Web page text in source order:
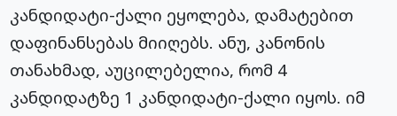
კანდიდატი-ქალი ეყოლება, დამატებით
დაფინანსებას მიიღებს. ანუ, კანონის
თანახმად, აუცილებელია, რომ 4
კანდიდატზე 1 კანდიდატი-ქალი იყოს. იმ